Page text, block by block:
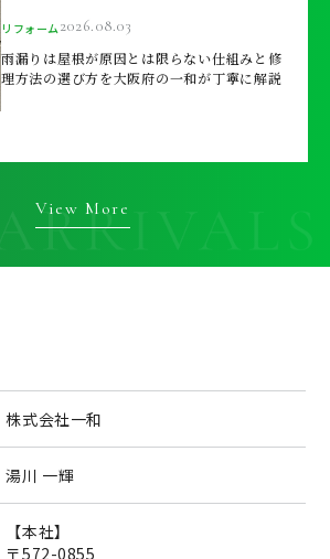
リフォーム2026.08.03
雨漏りは屋根が原因とは限らない仕組みと修
理方法の選び方を大阪府の一和が丁寧に解説
View More
株式会社一和
湯川 一輝
【本社】
〒572-0855